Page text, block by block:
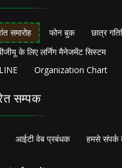
समारोह फोन बुक छात्र
के लिए लर्निंग मैनेजमेंट सिस्टम
Organization Chart
सम्पक
आईटी वेब प्रबंधक हमसे संपर्क